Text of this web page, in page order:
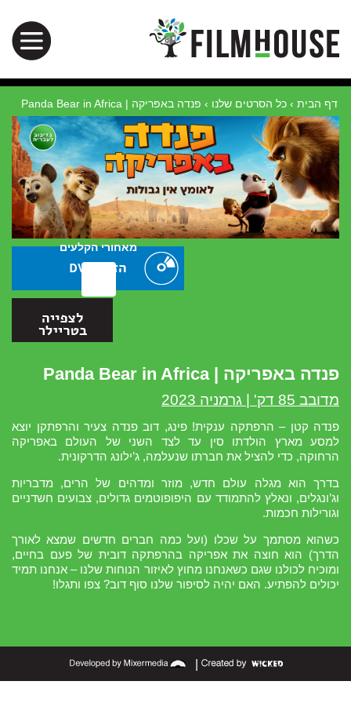
דף הבית › כל הסרטים שלנו › פנדה באפריקה | Panda Bear in Africa
מאחורי הקלעים
פנדה באפריקה | Panda Bear in Africa
מדובב 85 דק' | גרמניה 2023
פנדה קטן – הרפתקה ענקית! פינג, דוב פנדה צעיר והרפתקן יוצא
למסע מארץ הולדתו סין עד לצד השני של העולם באפריקה
הרחוקה, כדי להציל את חברתו שנעלמה, ג’ילונג הדרקונית.
בדרך הוא מגלה עולם חדש, מוזר ומדהים של הרים, מדבריות
וג’ונגלים, ונאלץ להתמודד עם היפופוטמים גדולים, צבועים חשדניים
וגורילות חכמות.
כשהוא מסתמך על שכלו (ועל כמה חברים חדשים שמצא לאורך
הדרך) הוא חוצה את אפריקה בהרפתקה דובית של פעם בחיים,
ומוכיח לכולנו שגם כשאנחנו מחוץ לאיזור הנוחות שלנו – אנחנו תמיד
יכולים להפתיע. האם יהיה לסיפור שלנו סוף דוב? צפו ותגלו!